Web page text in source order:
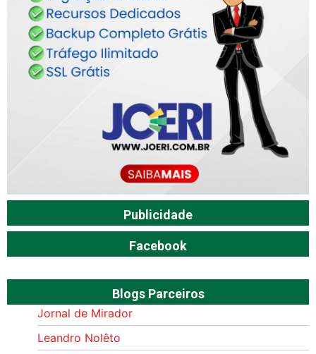
Publicidade
Facebook
Blogs Parceiros
Jornal de Mirador
Leandro Nolêto